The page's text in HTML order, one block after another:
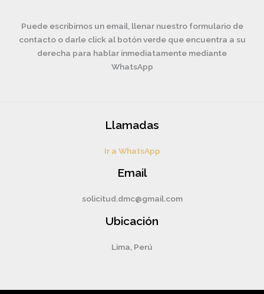
Puede escribirnos un email, llenar nuestro formulario de
contacto o darle click al botón verde que encuentra a su
derecha para hablar inmediatamente mediante
WhatsApp
Llamadas
Ir a WhatsApp
Email
solicitud.dmc@gmail.com
Ubicación
Lima, Perú